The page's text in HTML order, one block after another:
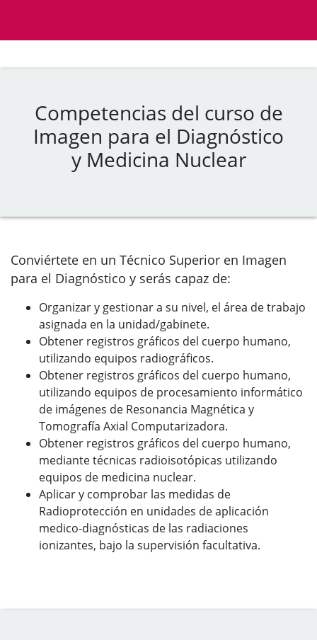
Competencias del curso de
Imagen para el Diagnóstico
y Medicina Nuclear
Conviértete en un Técnico Superior en Imagen
para el Diagnóstico y serás capaz de:
Organizar y gestionar a su nivel, el área de trabajo
asignada en la unidad/gabinete.
Obtener registros gráficos del cuerpo humano,
utilizando equipos radiográficos.
Obtener registros gráficos del cuerpo humano,
utilizando equipos de procesamiento informático
de imágenes de Resonancia Magnética y
Tomografía Axial Computarizadora.
Obtener registros gráficos del cuerpo humano,
mediante técnicas radioisotópicas utilizando
equipos de medicina nuclear.
Aplicar y comprobar las medidas de
Radioprotección en unidades de aplicación
medico-diagnósticas de las radiaciones
ionizantes, bajo la supervisión facultativa.